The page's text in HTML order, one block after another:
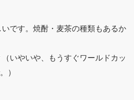
です。焼酎・麦茶の種類もあるか
いやいや、もうすぐワールドカッ
）